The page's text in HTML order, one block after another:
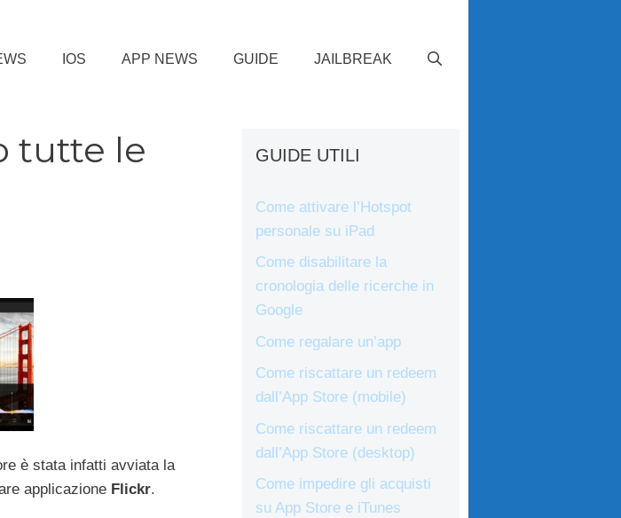
IOS APP NEWS GUIDE JAILBREAK
tutte le
è stata infatti avviata la
applicazione Flickr.
GUIDE UTILI
Come attivare l’Hotspot
personale su iPad
Come disabilitare la
cronologia delle ricerche in
Google
Come regalare un’app
Come riscattare un redeem
dall’App Store (mobile)
Come riscattare un redeem
dall’App Store (desktop)
Come impedire gli acquisti
su App Store e iTunes